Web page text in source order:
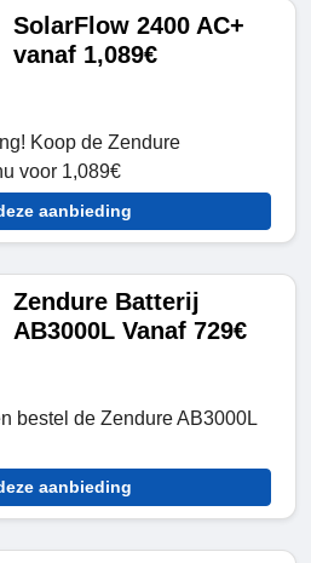
SolarFlow 2400 AC+
vanaf 1,089€
Koop de Zendure
voor 1,089€
aanbieding
Zendure Batterij
AB3000L Vanaf 729€
bestel de Zendure AB3000L
aanbieding